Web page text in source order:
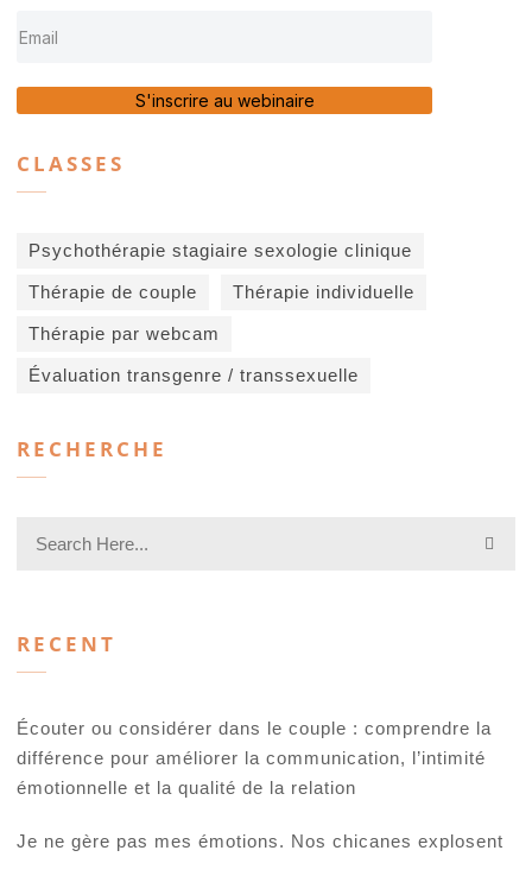
S'inscrire au webinaire
CLASSES
Psychothérapie stagiaire sexologie clinique
Thérapie de couple Thérapie individuelle
Thérapie par webcam
Évaluation transgenre / transsexuelle
RECHERCHE
RECENT
Écouter ou considérer dans le couple : comprendre la
différence pour améliorer la communication, l’intimité
émotionnelle et la qualité de la relation
Je ne gère pas mes émotions. Nos chicanes explosent